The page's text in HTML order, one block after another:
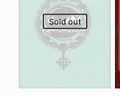
Sold out